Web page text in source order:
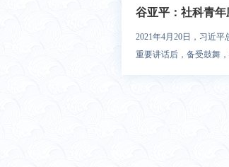
谷亚平：社科青
2021年4月20日，习近
重要讲话后，备受鼓舞